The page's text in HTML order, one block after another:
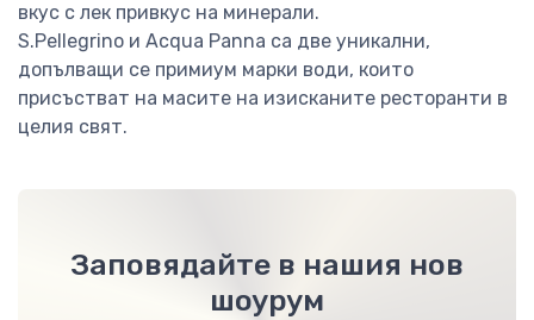
вкус с лек привкус на минерали.
S.Pellegrino и Acqua Panna са две уникални,
допълващи се примиум марки води, които
присъстват на масите на изисканите ресторанти в
целия свят.
Заповядайте в нашия нов
шоурум